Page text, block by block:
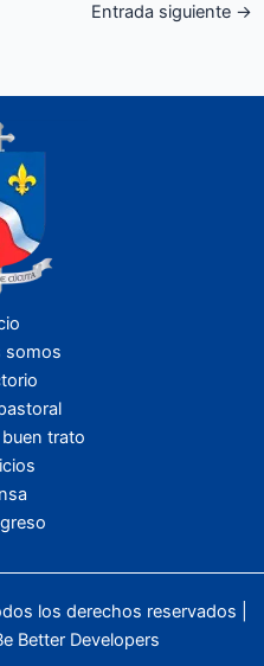
Entrada siguiente →
somos
trato
los derechos reservados |
Better Developers